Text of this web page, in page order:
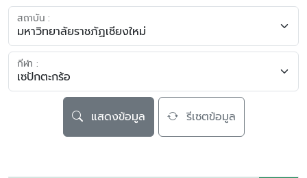
สถาบัน :
กีฬา :
แสดงข้อมูล รีเซตข้อมูล